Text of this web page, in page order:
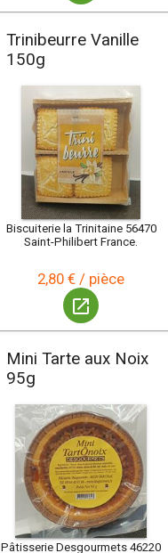
Trinibeurre Vanille
150g
Biscuiterie la Trinitaine 56470
Saint-Philibert France.
2,80 € / pièce
launch
Mini Tarte aux Noix
95g
Pâtisserie Desgourmets 46220